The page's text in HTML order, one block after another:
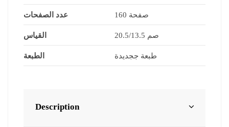
عدد الصفحات 160 صفحة
القياس 20.5/13.5 صم
الطبعة طبعة ججديدة
Description